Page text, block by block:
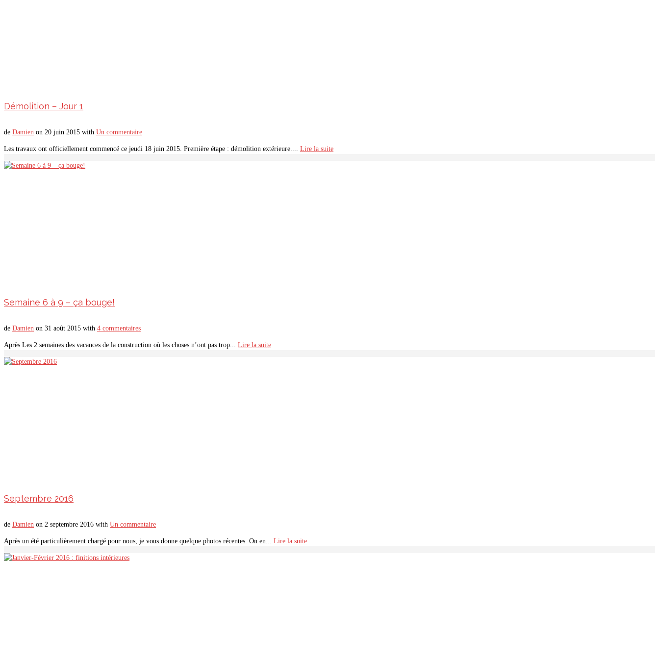
Démolition – Jour 1
de Damien on 20 juin 2015 with Un commentaire
Les travaux ont officiellement commencé ce jeudi 18 juin 2015. Première étape : démolition extérieure.... Lire la suite
Semaine 6 à 9 – ça bouge!
de Damien on 31 août 2015 with 4 commentaires
Après Les 2 semaines des vacances de la construction où les choses n’ont pas trop... Lire la suite
Septembre 2016
de Damien on 2 septembre 2016 with Un commentaire
Après un été particulièrement chargé pour nous, je vous donne quelque photos récentes. On en... Lire la suite